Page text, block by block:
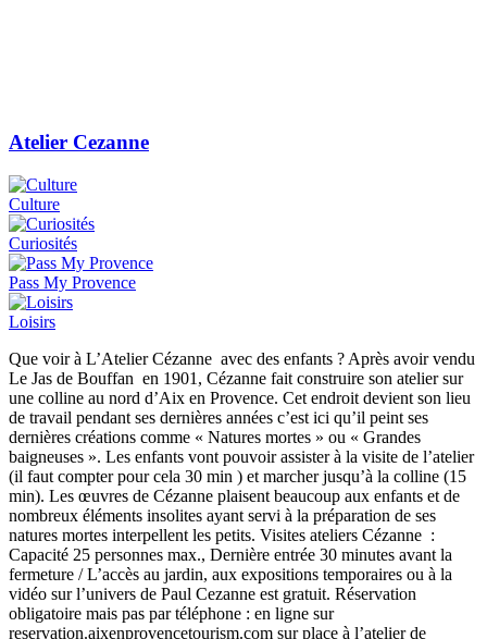
Atelier Cezanne
Culture
Curiosités
Pass My Provence
Loisirs
Que voir à L’Atelier Cézanne avec des enfants ? Après avoir vendu
Le Jas de Bouffan en 1901, Cézanne fait construire son atelier sur
une colline au nord d’Aix en Provence. Cet endroit devient son lieu
de travail pendant ses dernières années c’est ici qu’il peint ses
dernières créations comme « Natures mortes » ou « Grandes
baigneuses ». Les enfants vont pouvoir assister à la visite de l’atelier
(il faut compter pour cela 30 min ) et marcher jusqu’à la colline (15
min). Les œuvres de Cézanne plaisent beaucoup aux enfants et de
nombreux éléments insolites ayant servi à la préparation de ses
natures mortes interpellent les petits. Visites ateliers Cézanne :
Capacité 25 personnes max., Dernière entrée 30 minutes avant la
fermeture / L’accès au jardin, aux expositions temporaires ou à la
vidéo sur l’univers de Paul Cezanne est gratuit. Réservation
obligatoire mais pas par téléphone : en ligne sur
reservation.aixenprovencetourism.com sur place à l’atelier de